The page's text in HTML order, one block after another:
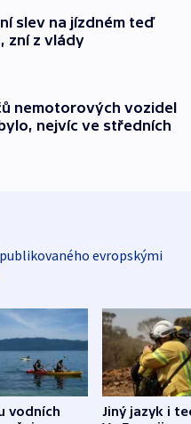
slev na jízdném teď
zní z vlády
nemotorových vozidel
nejvíc ve středních
evropskými
vodních
Jiný jazyk i